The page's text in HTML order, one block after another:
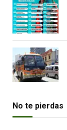
No te pierdas